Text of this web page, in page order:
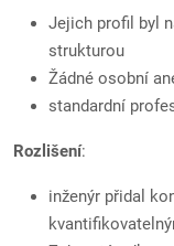
Jejich profil byl
strukturou
Žádné osobní
standardní
Rozlišení:
inženýr přidal